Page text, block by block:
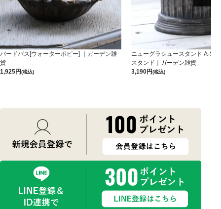
バードバス[ウォーターポピー] ｜ガーデン雑
貨
1,925
(税込)
ニューグラシュースタンド A-S-
スタンド｜ガーデン雑貨
3,190
(税込)